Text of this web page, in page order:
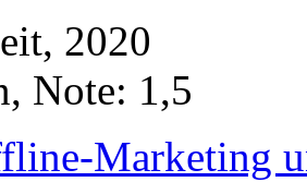
2020
Note: 1,5
Marketing